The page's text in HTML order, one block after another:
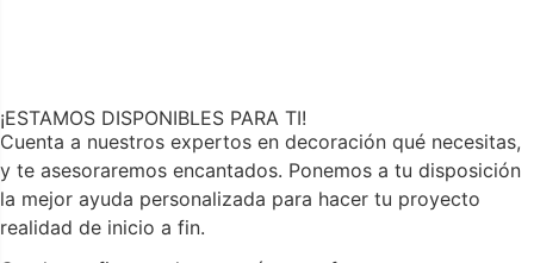
¡ESTAMOS DISPONIBLES PARA TI!
Cuenta a nuestros expertos en decoración qué necesitas,
y te asesoraremos encantados. Ponemos a tu disposición
la mejor ayuda personalizada para hacer tu proyecto
realidad de inicio a fin.